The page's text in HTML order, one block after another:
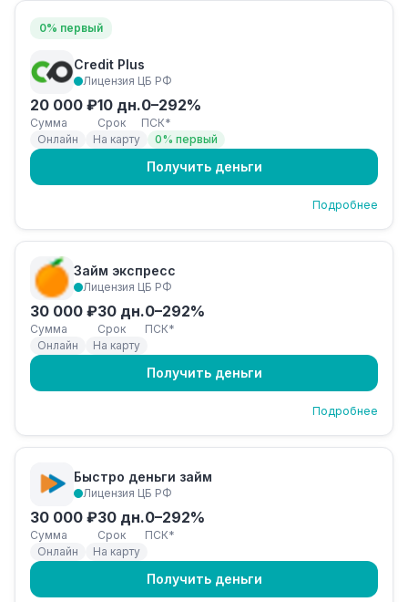
0% первый
Credit Plus
Лицензия ЦБ РФ
20 000 ₽
Сумма
10 дн.
Срок
0–292%
ПСК*
Онлайн
На карту 0% первый
Получить деньги
Подробнее
Займ экспресс
Лицензия ЦБ РФ
30 000 ₽
Сумма
30 дн.
Срок
0–292%
ПСК*
Онлайн
На карту
Получить деньги
Подробнее
Быстро деньги займ
Лицензия ЦБ РФ
30 000 ₽
Сумма
30 дн.
Срок
0–292%
ПСК*
Онлайн
На карту
Получить деньги